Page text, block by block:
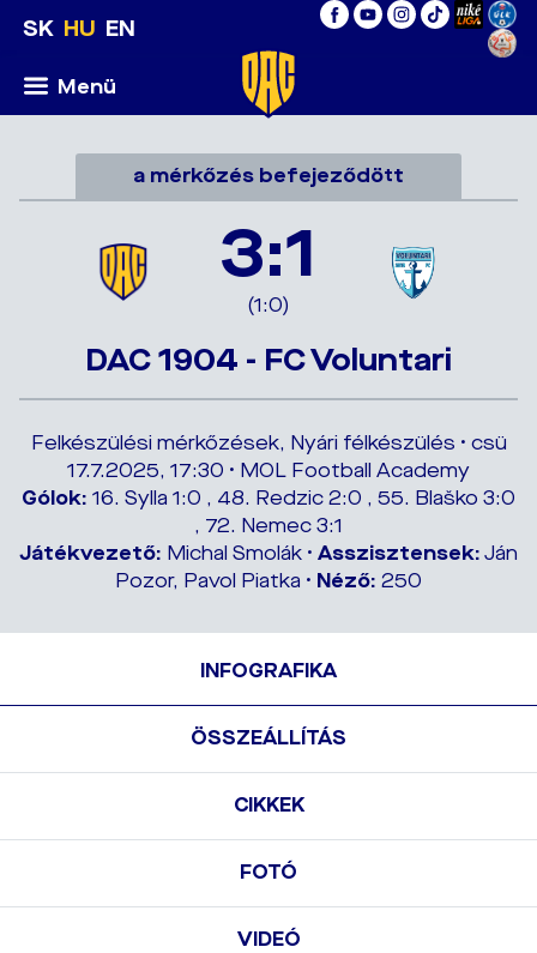
SK HU EN
Menü
a mérkőzés befejeződött
3:1
(1:0)
DAC 1904 - FC Voluntari
Felkészülési mérkőzések, Nyári félkészülés • csü
17.7.2025, 17:30 • MOL Football Academy
Gólok: 16. Sylla 1:0 , 48. Redzic 2:0 , 55. Blaško 3:0
, 72. Nemec 3:1
Játékvezető: Michal Smolák • Asszisztensek:Ján
Pozor, Pavol Piatka • Néző: 250
INFOGRAFIKA
ÖSSZEÁLLÍTÁS
CIKKEK
FOTÓ
VIDEÓ